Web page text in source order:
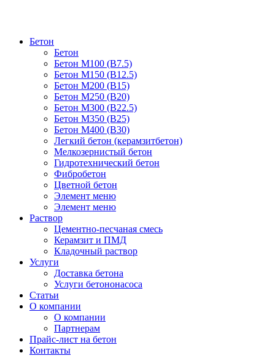
Бетон
Бетон
Бетон М100 (В7.5)
Бетон М150 (В12.5)
Бетон М200 (В15)
Бетон М250 (В20)
Бетон М300 (В22.5)
Бетон М350 (В25)
Бетон М400 (В30)
Легкий бетон (керамзитбетон)
Мелкозернистый бетон
Гидротехнический бетон
Фибробетон
Цветной бетон
Элемент меню
Элемент меню
Раствор
Цементно-песчаная смесь
Керамзит и ПМД
Кладочный раствор
Услуги
Доставка бетона
Услуги бетононасоса
Статьи
О компании
О компании
Партнерам
Прайс-лист на бетон
Контакты